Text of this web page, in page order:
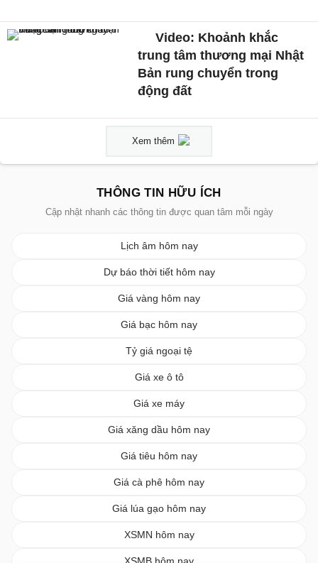
Video: Khoảnh khắc
trung tâm thương mại Nhật
Bản rung chuyển trong
động đất
Xem thêm
THÔNG TIN HỮU ÍCH
Cập nhật nhanh các thông tin được quan tâm mỗi ngày
Lịch âm hôm nay
Dự báo thời tiết hôm nay
Giá vàng hôm nay
Giá bạc hôm nay
Tỷ giá ngoại tệ
Giá xe ô tô
Giá xe máy
Giá xăng dầu hôm nay
Giá tiêu hôm nay
Giá cà phê hôm nay
Giá lúa gạo hôm nay
XSMN hôm nay
XSMB hôm nay